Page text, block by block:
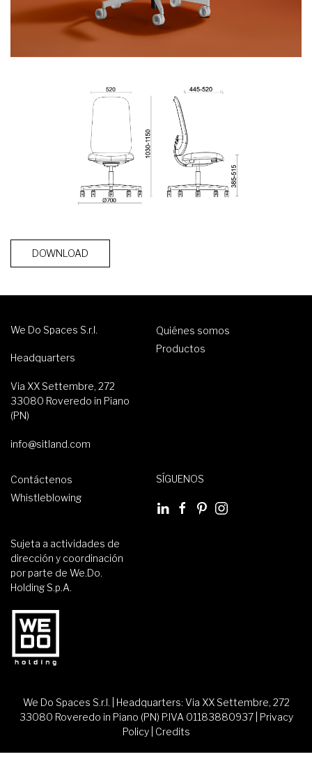
DOWNLOAD
We Do Spaces S.r.l.
Headquarters
Via XX Settembre, 272
33080 Roveredo in Piano
(PN)
info@sitland.com
Quiénes somos
Productos
Contáctenos
Whistleblowing
SÍGUENOS
Sujeta a actividades de
dirección y coordinación
por parte de We.Do.
Holding S.p.A.
We Do Spaces S.r.l. | Headquarters: Via XX Settembre, 272
33080 Roveredo in Piano (PN) P.IVA 01183880937 | Privacy
Policy| Credits